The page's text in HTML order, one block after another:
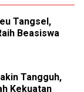
Tangsel,
Beasiswa
Tangguh,
Kekuatan